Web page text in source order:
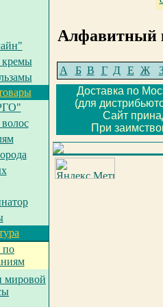
по
мировой
Алфавитный
А Б В Г Д Е Ж
Доставка по
(для
Сайт
При